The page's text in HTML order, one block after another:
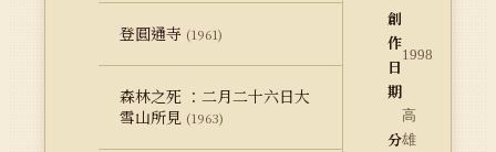
登圓通寺 (1961)
森林之死 ：二月二十六日大
雪山所見 (1963)
創
作
日
期
1998
分
高
雄